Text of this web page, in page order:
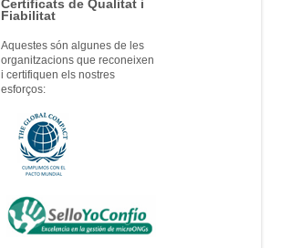
Certificats de Qualitat i
Fiabilitat
Aquestes són algunes de les
organitzacions que reconeixen
i certifiquen els nostres
esforços: